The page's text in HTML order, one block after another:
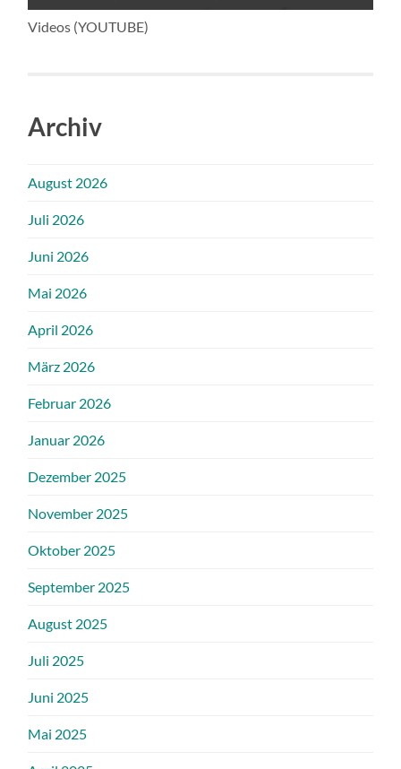
Videos (YOUTUBE)
Archiv
August 2026
Juli 2026
Juni 2026
Mai 2026
April 2026
März 2026
Februar 2026
Januar 2026
Dezember 2025
November 2025
Oktober 2025
September 2025
August 2025
Juli 2025
Juni 2025
Mai 2025